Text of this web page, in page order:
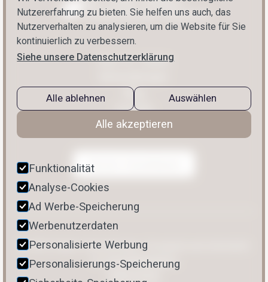
Über Dr. Halten
Blog
Kontakt
Termin Vereinbaren
© 2025 Halten Faltentherapie. Designed und entwickelt
vonlimelightdigital.io
Nutzererfahrung zu bieten. Sie helfen uns auch, das
Nutzerverhalten zu analysieren, um die Website für Sie
kontinuierlich zu verbessern.
Siehe unsere Datenschutzerklärung
Alle ablehnen Auswählen
Alle akzeptieren
Funktionalität
Analyse-Cookies
Ad Werbe-Speicherung
Werbenutzerdaten
Personalisierte Werbung
Personalisierungs-Speicherung